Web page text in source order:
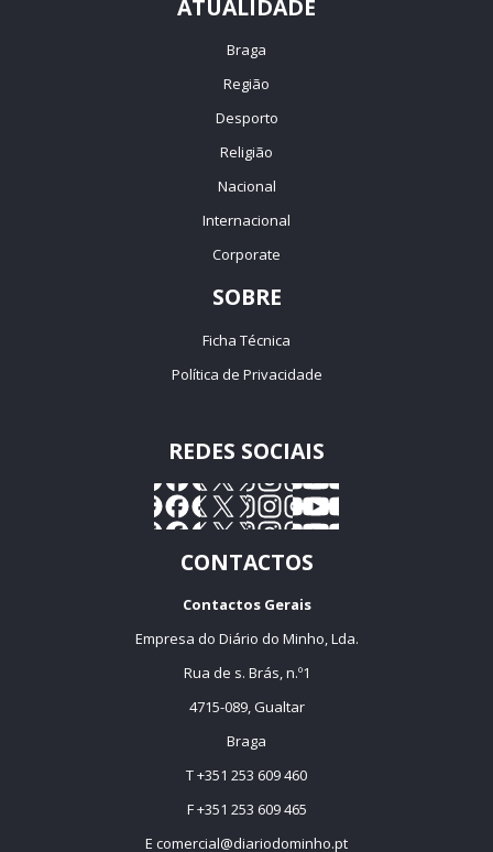
ATUALIDADE
Braga
Região
Desporto
Religião
Nacional
Internacional
Corporate
SOBRE
Ficha Técnica
Política de Privacidade
REDES SOCIAIS
CONTACTOS
Contactos Gerais
Empresa do Diário do Minho, Lda.
Rua de s. Brás, n.º1
4715-089, Gualtar
Braga
T +351 253 609 460
F +351 253 609 465
E comercial@diariodominho.pt